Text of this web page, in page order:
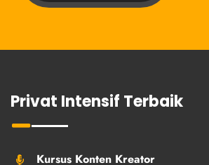
Privat Intensif Terbaik
Kursus Konten Kreator